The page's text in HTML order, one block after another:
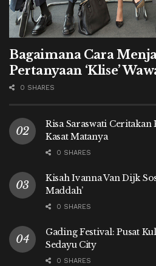
Bagaimana Cara
Pertanyaan ‘Klise’
0 SHARES
Risa Saraswati Ceritakan
Kasat Matanya
0 SHARES
Kisah Ivanna Van Dijk
Maddah’
0 SHARES
Gading Festival: Pusat
Sedayu City
0 SHARES